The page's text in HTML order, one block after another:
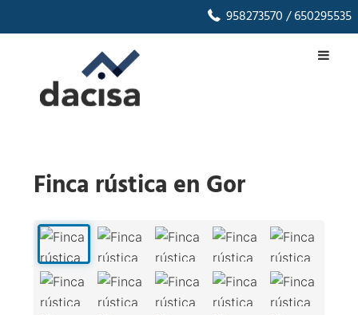
958273570/ 650295535
Finca rústica en Gor